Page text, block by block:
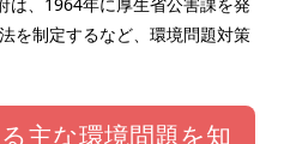
を制定するなど、環境問題対策
主な環境問題を知